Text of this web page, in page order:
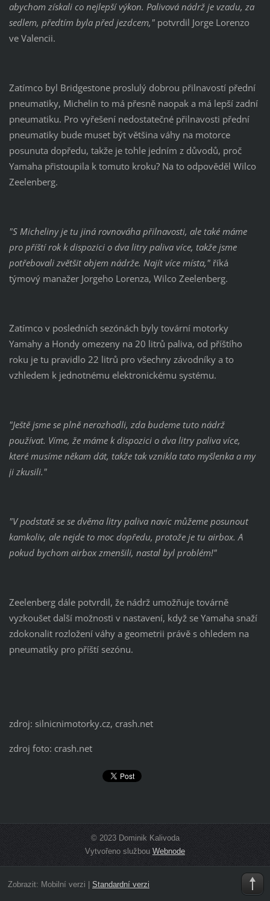
abychom získali co nejlepší výkon. Palivová nádrž je vzadu, za
sedlem, předtím byla před jezdcem,"potvrdil Jorge Lorenzo
ve Valencii.
Zatímco byl Bridgestone proslulý dobrou přilnavostí přední
pneumatiky, Michelin to má přesně naopak a má lepší zadní
pneumatiku. Pro vyřešení nedostatečné přilnavosti přední
pneumatiky bude muset být většina váhy na motorce
posunuta dopředu, takže je tohle jedním z důvodů, proč
Yamaha přistoupila k tomuto kroku? Na to odpověděl Wilco
Zeelenberg.
"S Micheliny je tu jiná rovnováha přilnavosti, ale také máme
pro příští rok k dispozici o dva litry paliva více, takže jsme
potřebovali zvětšit objem nádrže. Najít více místa,"říká
týmový manažer Jorgeho Lorenza, Wilco Zeelenberg.
Zatímco v posledních sezónách byly tovární motorky
Yamahy a Hondy omezeny na 20 litrů paliva, od příštího
roku je tu pravidlo 22 litrů pro všechny závodníky a to
vzhledem k jednotnému elektronickému systému.
"Ještě jsme se plně nerozhodli, zda budeme tuto nádrž
používat. Víme, že máme k dispozici o dva litry paliva více,
které musíme někam dát, takže tak vznikla tato myšlenka a my
ji zkusili."
"V podstatě se se dvěma litry paliva navíc můžeme posunout
kamkoliv, ale nejde to moc dopředu, protože je tu airbox. A
pokud bychom airbox zmenšili, nastal byl problém!"
Zeelenberg dále potvrdil, že nádrž umožňuje továrně
vyzkoušet další možnosti v nastavení, když se Yamaha snaží
zdokonalit rozložení váhy a geometrii právě s ohledem na
pneumatiky pro příští sezónu.
zdroj: silnicnimotorky.cz, crash.net
zdroj foto: crash.net
© 2023 Dominik Kalivoda
Vytvořeno službou Webnode
Zobrazit: Mobilní verzi Standardní verzi